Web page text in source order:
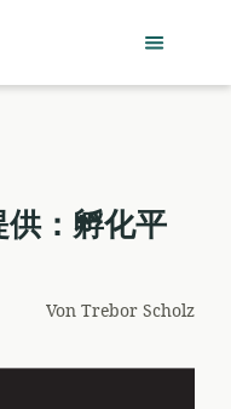
：孵化平
VonTrebor Scholz